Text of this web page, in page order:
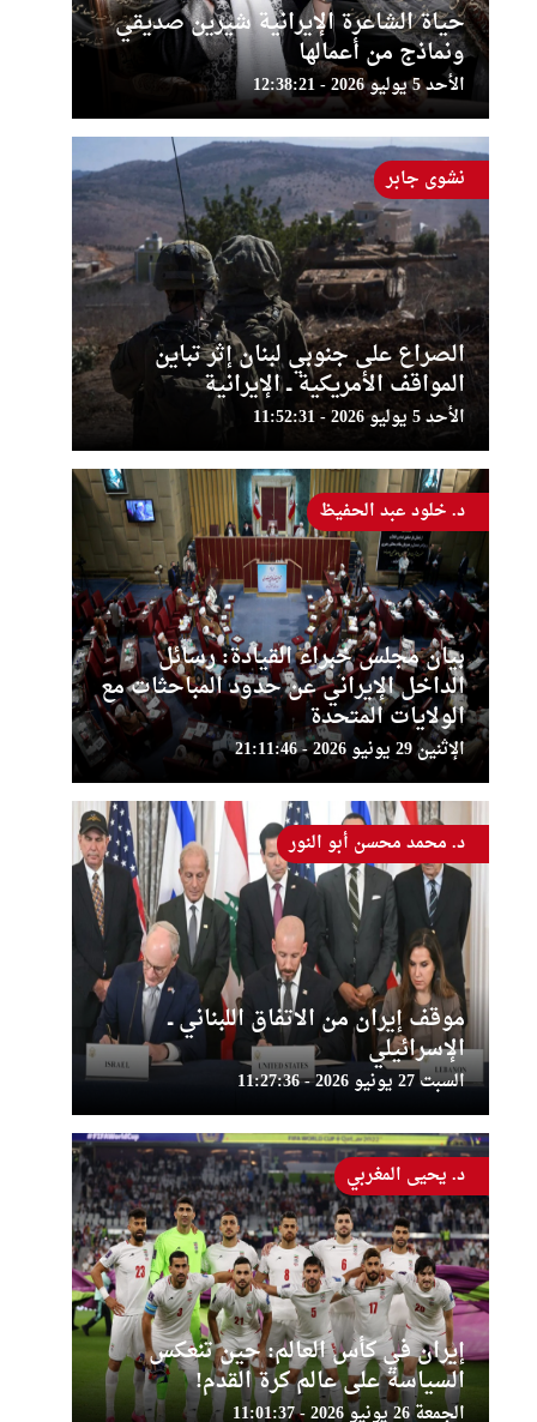
حياة الشاعرة الإيرانية شيرين صديقي
ونماذج من أعمالها
الأحد 5 يوليو 2026 - 12:38:21
الصراع على جنوبي لبنان إثر تباين
المواقف الأمريكية ــ الإيرانية
الأحد 5 يوليو 2026 - 11:52:31
نشوى جابر
بيان مجلس خبراء القيادة: رسائل
الداخل الإيراني عن حدود المباحثات مع
الولايات المتحدة
الإثنين 29 يونيو 2026 - 21:11:46
د. خلود عبد الحفيظ
موقف إيران من الاتفاق اللبناني ــ
الإسرائيلي
السبت 27 يونيو 2026 - 11:27:36
د. محمد محسن أبو النور
إيران في كأس العالم: حين تنعكس
السياسة على عالم كرة القدم!
الجمعة 26 يونيو 2026 - 11:01:37
د. يحيى المغربي